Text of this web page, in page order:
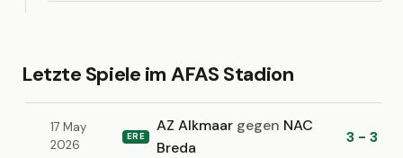
Letzte Spiele im AFAS Stadion
17 May
2026
ERE
AZ Alkmaar gegen NAC
Breda
3 - 3